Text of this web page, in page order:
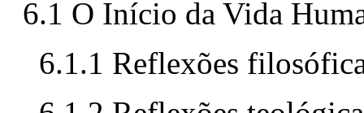
6.1 O Início da Vida
6.1.1 Reflexões